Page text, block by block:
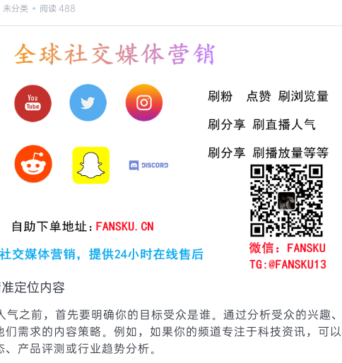
未分类 阅读 488
定位内容
之前，首先要明确你的目标受众是谁。通过分析受众的兴趣、
们需求的内容策略。例如，如果你的频道专注于科技资讯，可以
产品评测或行业趋势分析。